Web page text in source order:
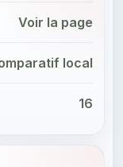
Voir la page
local
16